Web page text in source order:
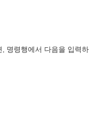
명령행에서 다음을 입력하